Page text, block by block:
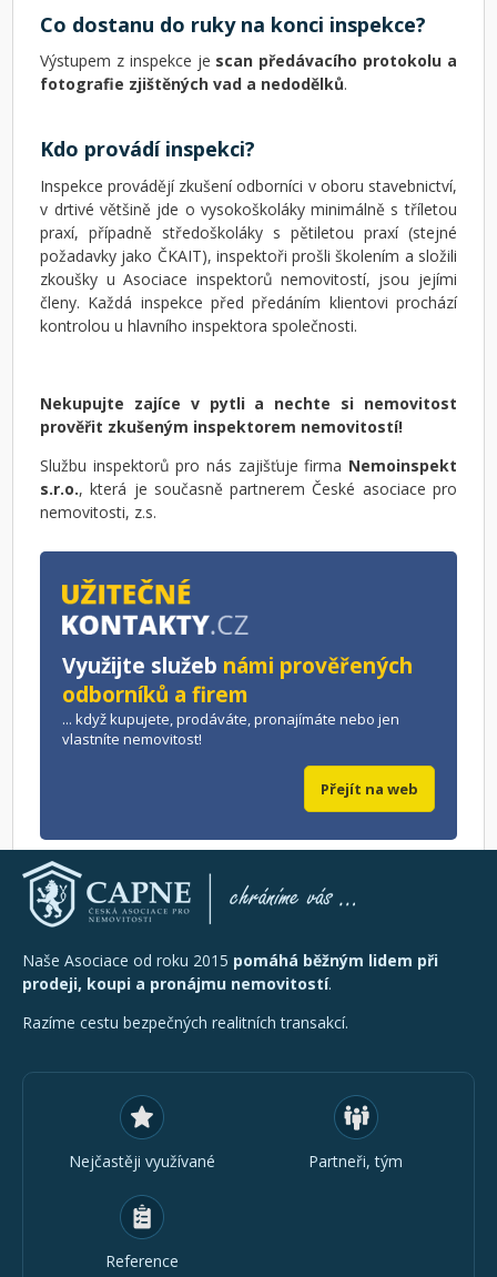
Co dostanu do ruky na konci inspekce?
Výstupem z inspekce je scan předávacího protokolu a
fotografie zjištěných vad a nedodělků.
Kdo provádí inspekci?
Inspekce provádějí zkušení odborníci v oboru stavebnictví,
v drtivé většině jde o vysokoškoláky minimálně s tříletou
praxí, případně středoškoláky s pětiletou praxí (stejné
požadavky jako ČKAIT), inspektoři prošli školením a složili
zkoušky u Asociace inspektorů nemovitostí, jsou jejími
členy. Každá inspekce před předáním klientovi prochází
kontrolou u hlavního inspektora společnosti.
Nekupujte zajíce v pytli a nechte si nemovitost
prověřit zkušeným inspektorem nemovitostí!
Službu inspektorů pro nás zajišťuje firma Nemoinspekt
s.r.o., která je současně partnerem České asociace pro
nemovitosti, z.s.
Využijte služeb námi prověřených
odborníků a firem
... když kupujete, prodáváte, pronajímáte nebo jen
vlastníte nemovitost!
Přejít na web
Naše Asociace od roku 2015 pomáhá běžným lidem při
prodeji, koupi a pronájmu nemovitostí.
Razíme cestu bezpečných realitních transakcí.
Nejčastěji využívané Partneři, tým
Reference